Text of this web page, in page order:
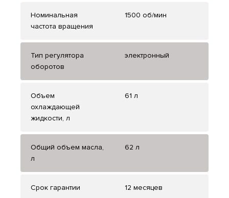
Номинальная
частота вращения
1500 об/мин
Тип регулятора
оборотов
электронный
Объем
охлаждающей
жидкости, л
61 л
Общий объем масла,
л
62 л
Срок гарантии 12 месяцев